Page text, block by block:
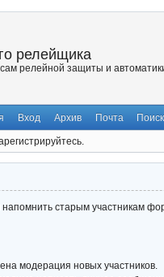
релейщика
релейной защиты и
Вход Архив Почта
старым участникам
модерация новых участников.